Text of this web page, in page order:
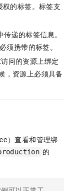
权的标签。标签支
传递的标签信息。
须携带的标签。
访问的资源上绑定
，资源上必须具备
）查看和管理绑
的